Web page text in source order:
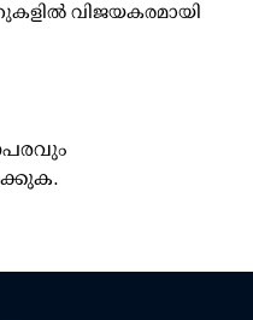
വിജയകരമായി